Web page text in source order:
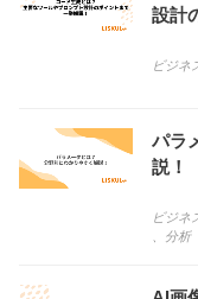
設計
ビジネ
パラ
説！
ビジネ
分析